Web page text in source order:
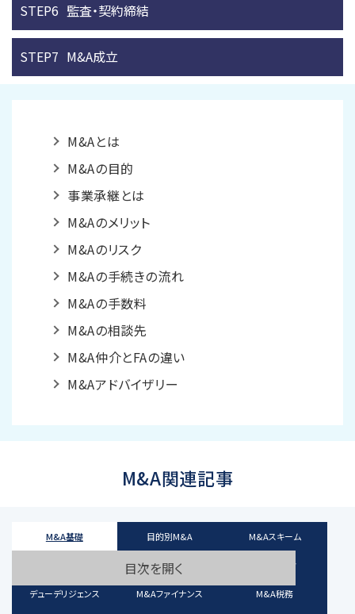
目次を開く
STEP6 監査・契約締結
STEP7 M&A成立
M&Aとは
M&Aの目的
事業承継とは
M&Aのメリット
M&Aのリスク
M&Aの手続きの流れ
M&Aの手数料
M&Aの相談先
M&A仲介とFAの違い
M&Aアドバイザリー
M&A関連記事
M&A基礎 目的別M&A M&Aスキーム
企業価値評価 M&Aリスク
デューデリジェンス M&Aファイナンス M&A税務